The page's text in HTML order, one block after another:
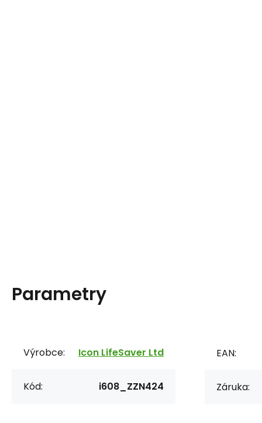
Parametry
Výrobce: Icon LifeSaver Ltd
Kód: i608_ZZN424
EAN:
Záruka: